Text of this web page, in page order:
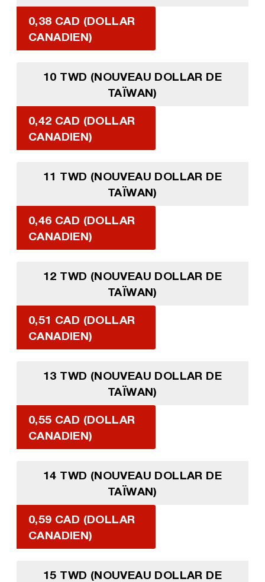
0,38 CAD (DOLLAR
CANADIEN)
10 TWD (NOUVEAU DOLLAR DE
TAÏWAN)
0,42 CAD (DOLLAR
CANADIEN)
11 TWD (NOUVEAU DOLLAR DE
TAÏWAN)
0,46 CAD (DOLLAR
CANADIEN)
12 TWD (NOUVEAU DOLLAR DE
TAÏWAN)
0,51 CAD (DOLLAR
CANADIEN)
13 TWD (NOUVEAU DOLLAR DE
TAÏWAN)
0,55 CAD (DOLLAR
CANADIEN)
14 TWD (NOUVEAU DOLLAR DE
TAÏWAN)
0,59 CAD (DOLLAR
CANADIEN)
15 TWD (NOUVEAU DOLLAR DE